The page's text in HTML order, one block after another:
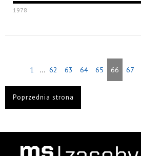
1978
1 ... 62 63 64 65 66 67
Poprzednia strona